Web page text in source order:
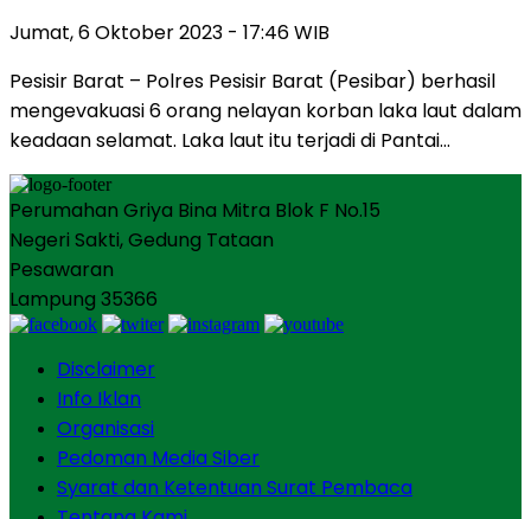
Jumat, 6 Oktober 2023 - 17:46 WIB
Pesisir Barat – Polres Pesisir Barat (Pesibar) berhasil
mengevakuasi 6 orang nelayan korban laka laut dalam
keadaan selamat. Laka laut itu terjadi di Pantai…
Perumahan Griya Bina Mitra Blok F No.15
Negeri Sakti, Gedung Tataan
Pesawaran
Lampung 35366
Disclaimer
Info Iklan
Organisasi
Pedoman Media Siber
Syarat dan Ketentuan Surat Pembaca